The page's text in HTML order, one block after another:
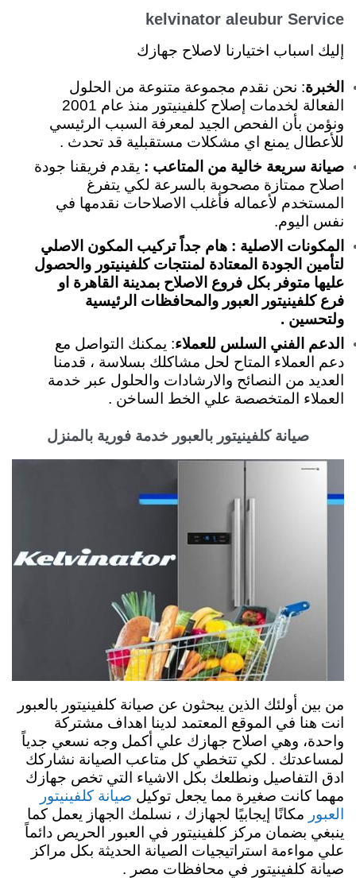
kelvinator aleubur Service
إليك اسباب اختيارنا لاصلاح جهازك
الخبرة: نحن نقدم مجموعة متنوعة من الحلول
الفعالة لخدمات إصلاح كلفينيتور منذ عام 2001
ونؤمن بأن الفحص الجيد لمعرفة السبب الرئيسي
للأعطال يمنع اي مشكلات مستقبلية قد تحدث .
صيانة سريعة خالية من المتاعب : يقدم فريقنا جودة
اصلاح ممتازة مصحوبة بالسرعة لكي يتفرغ
المستخدم لأعماله فأغلب الاصلاحات نقدمها في
نفس اليوم.
المكونات الاصلية : هام جداً تركيب المكون الاصلي
لتأمين الجودة المعتادة لمنتجات كلفينيتور والحصول
عليها متوفر بكل فروع الاصلاح بمدينة القاهرة او
فرع كلفينيتور العبور والمحافظات الرئيسية
ولتحسين .
الدعم الفني السلس للعملاء: يمكنك التواصل مع
دعم العملاء المتاح لحل مشاكلك بسلاسة ، قدمنا
العديد من النصائح والارشادات والحلول عبر خدمة
العملاء المتخصصة علي الخط الساخن .
صيانة كلفينيتور بالعبور خدمة فورية بالمنزل
من بين أولئك الذين يبحثون عن صيانة كلفينيتور بالعبور
انت هنا في الموقع المعتمد لدينا اهداف مشتركة
واحدة، وهي اصلاح جهازك علي أكمل وجه نسعي جدياً
لمساعدتك . لكي تتخطي كل متاعب الصيانة نشاركك
ادق التفاصيل ونطلعك بكل الاشياء التي تخص جهازك
مهما كانت صغيرة مما يجعل توكيل صيانة كلفينيتور
العبور
مكانًا إيجابيًا لجهازك ، نسلمك الجهاز يعمل كما
ينبغي بضمان مركز كلفينيتور في العبور الحريص دائماً
علي مواءمة استراتيجيات الصيانة الحديثة بكل مراكز
صيانة كلفينيتور في محافظات مصر .